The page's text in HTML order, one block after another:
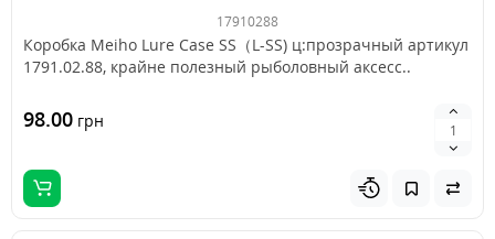
17910288
Коробка Meiho Lure Case SS（L-SS) ц:прозрачный артикул
1791.02.88, крайне полезный рыболовный аксесс..
98.00 грн